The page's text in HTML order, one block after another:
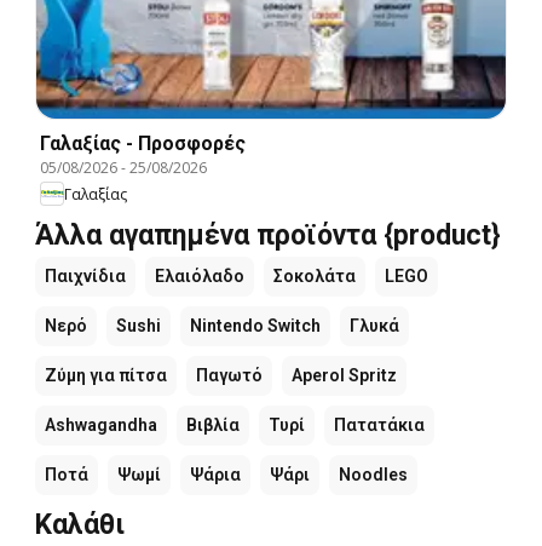
Γαλαξίας - Προσφορές
05/08/2026-25/08/2026
Γαλαξίας
Άλλα αγαπημένα προϊόντα {product}
Παιχνίδια Ελαιόλαδο Σοκολάτα LEGO
Νερό Sushi Nintendo Switch Γλυκά
Ζύμη για πίτσα Παγωτό Aperol Spritz
Ashwagandha Βιβλία Τυρί Πατατάκια
Ποτά Ψωμί Ψάρια Ψάρι Noodles
Καλάθι